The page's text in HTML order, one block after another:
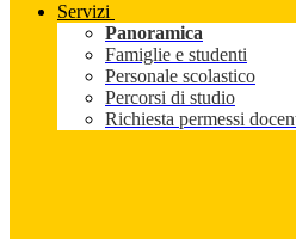
Servizi
Panoramica
Famiglie e studenti
Personale scolastico
Percorsi di studio
Richiesta permessi